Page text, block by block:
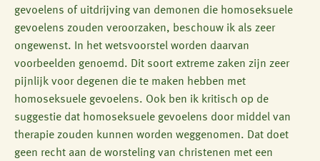
gevoelens of uitdrijving van demonen die homoseksuele
gevoelens zouden veroorzaken, beschouw ik als zeer
ongewenst. In het wetsvoorstel worden daarvan
voorbeelden genoemd. Dit soort extreme zaken zijn zeer
pijnlijk voor degenen die te maken hebben met
homoseksuele gevoelens. Ook ben ik kritisch op de
suggestie dat homoseksuele gevoelens door middel van
therapie zouden kunnen worden weggenomen. Dat doet
geen recht aan de worsteling van christenen met een